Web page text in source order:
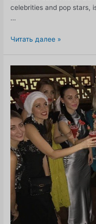
celebrities and pop stars,
…
День
и
основателя
MISS
USSR
UK
Юлии
Титовой
Читать далее »